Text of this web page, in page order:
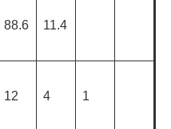
88.6 11.4
12 4 1